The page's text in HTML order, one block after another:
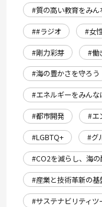
#質の高い教育をみん
##ラジオ
#女
#剛力彩芽
#働
#海の豊かさを守ろう
#エネルギーをみん
#都市開発
#エ
#LGBTQ+
#グ
#CO2を減らし、海
#産業と技術革新の基
#サステナビリティツ